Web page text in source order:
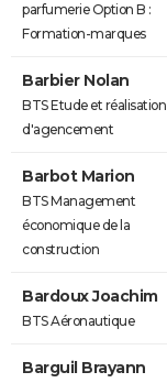
parfumerie Option B :
Formation-marques
Barbier Nolan
BTS Etude et réalisation
d'agencement
Barbot Marion
BTS Management
économique de la
construction
Bardoux Joachim
BTS Aéronautique
Barguil Brayann